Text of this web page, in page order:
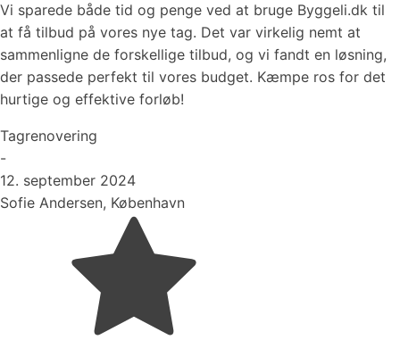
Vi sparede både tid og penge ved at bruge Byggeli.dk til
at få tilbud på vores nye tag. Det var virkelig nemt at
sammenligne de forskellige tilbud, og vi fandt en løsning,
der passede perfekt til vores budget. Kæmpe ros for det
hurtige og effektive forløb!
Tagrenovering
-
12. september 2024
Sofie Andersen, København